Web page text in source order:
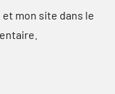
mon site dans le